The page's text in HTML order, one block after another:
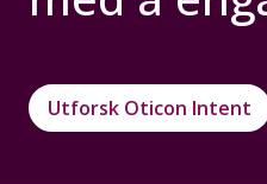
Utforsk Oticon Intent